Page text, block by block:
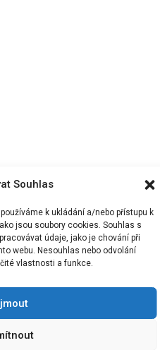
Souhlas
k ukládání a/nebo přístupu k
jsou soubory cookies. Souhlas s
údaje, jako je chování při
webu. Nesouhlas nebo odvolání
vlastnosti a funkce.